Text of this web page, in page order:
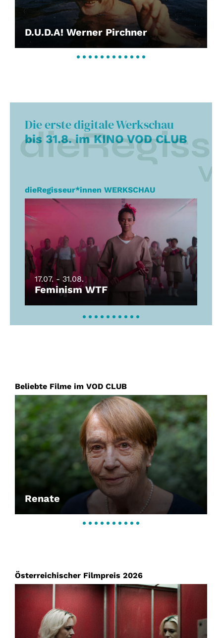
D.U.D.A! Werner Pirchner
Die erste digitale Werkschau
bis 31.8. im KINO VOD CLUB
dieRegisseur*innen WERKSCHAU
17.07. - 31.08.
Feminism WTF
Beliebte Filme im VOD CLUB
Renate
Österreichischer Filmpreis 2026